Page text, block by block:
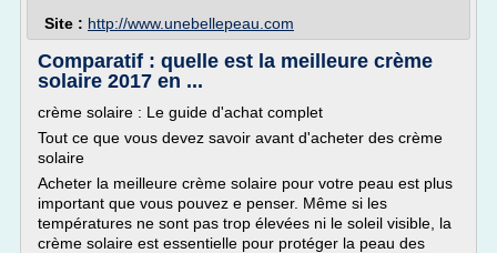
Site : http://www.unebellepeau.com
Comparatif : quelle est la meilleure crème
solaire 2017 en ...
crème solaire : Le guide d'achat complet
Tout ce que vous devez savoir avant d'acheter des crème
solaire
Acheter la meilleure crème solaire pour votre peau est plus
important que vous pouvez e penser. Même si les
températures ne sont pas trop élevées ni le soleil visible, la
crème solaire est essentielle pour protéger la peau des